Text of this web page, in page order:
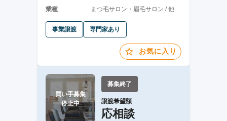
業種
まつ毛サロン・眉毛サロン / 他
事業譲渡 専門家あり
お気に入り
買い手募集
停止中
募集終了
譲渡希望額
応相談